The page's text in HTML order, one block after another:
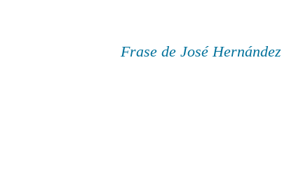
Frase de José Hernández